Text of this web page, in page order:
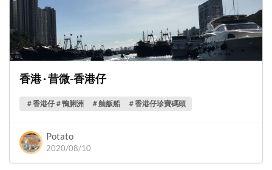
香港 · 昔微-香港仔
＃香港仔＃鴨脷洲 ＃舢舨船 ＃香港仔珍寶碼頭
Potato
2020/08/10